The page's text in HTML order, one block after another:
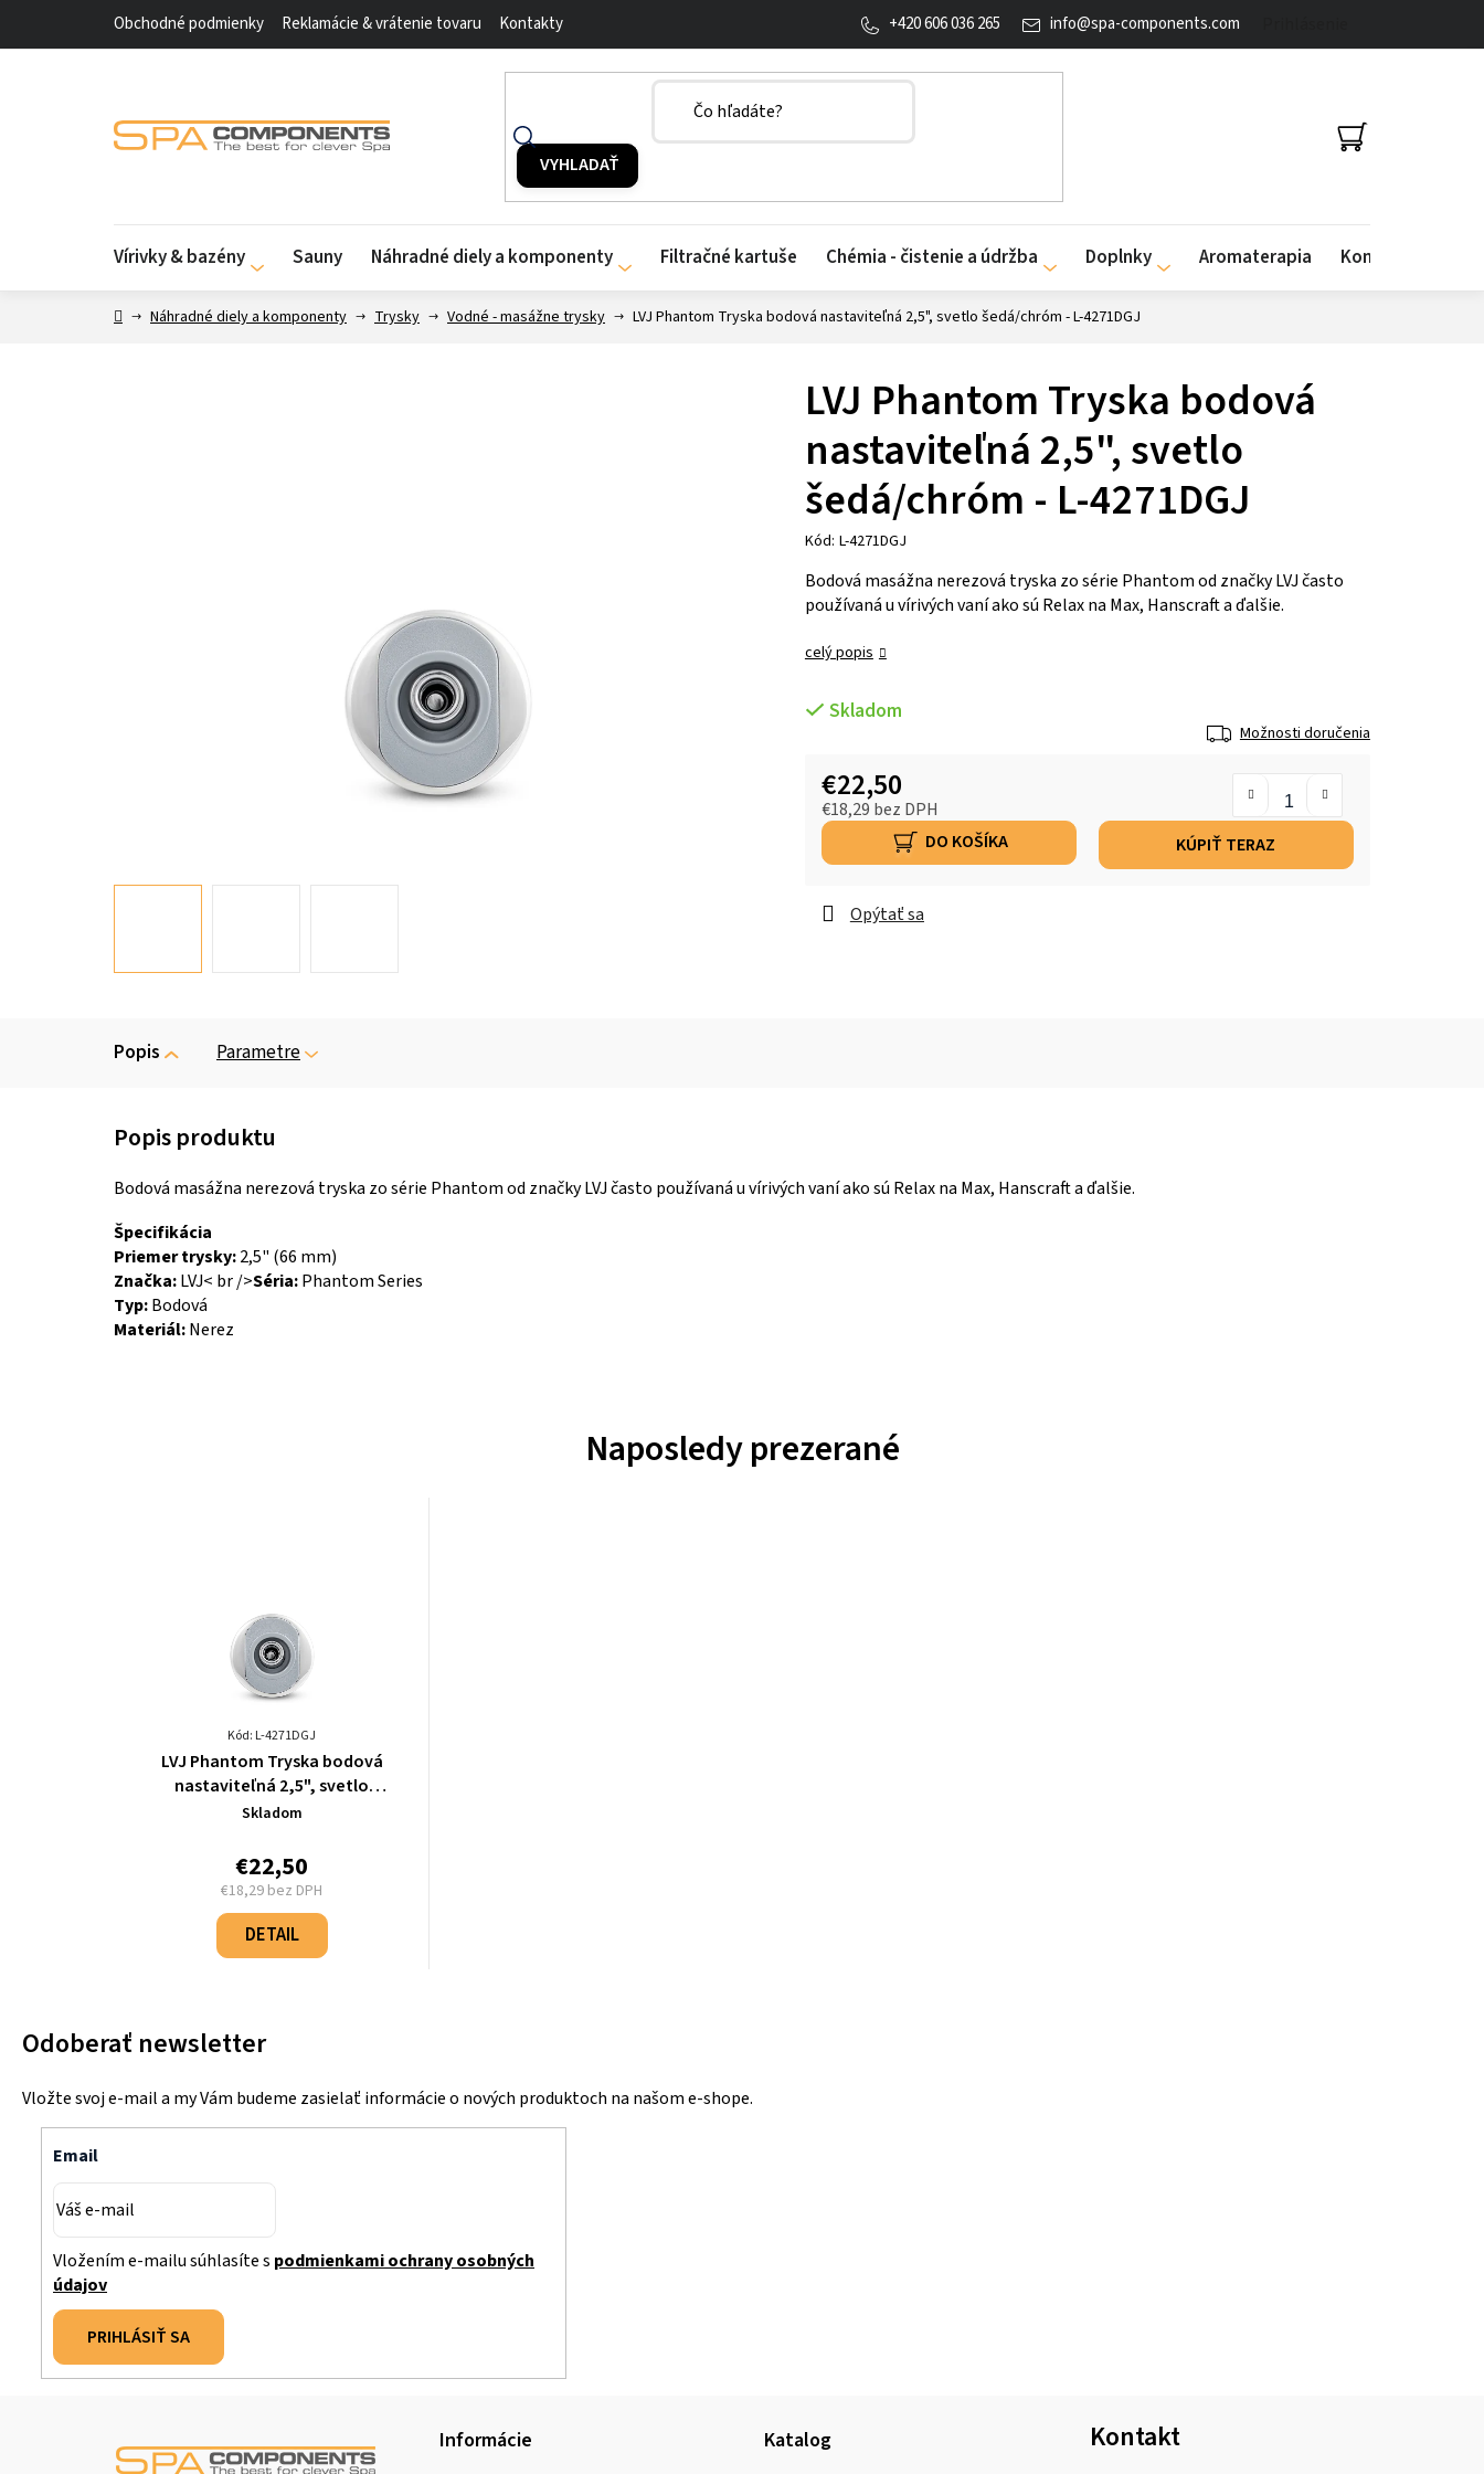
Obchodné podmienky Reklamácie & vrátenie tovaru Kontakty info@spa-components.com
+420 606 036 265
NÁKUPNÝ
KOŠÍK
Vírivky & bazény Sauny Náhradné diely a komponenty Filtračné kartuše Chémia - čistenie a údržba Doplnky Aromaterapia Kontakty
DomovNáhradné diely a komponenty Trysky Vodné - masážne trysky LVJ Phantom Tryska bodová nastaviteľná 2,5", svetlo šedá/chróm - L-4271DGJ
LVJ Phantom Tryska bodová
nastaviteľná 2,5", svetlo
šedá/chróm - L-4271DGJ
Kód: L-4271DGJ
Bodová masážna nerezová tryska zo série Phantom od značky LVJ často
používaná u vírivých vaní ako sú Relax na Max, Hanscraft a ďalšie.
celý popis
Skladom
Možnosti doručenia
€22,50
€18,29 bez DPH
DO KOŠÍKA
KÚPIŤ TERAZ
Opýtať sa
Popis Parametre
Bodová masážna nerezová tryska zo série Phantom od značky LVJ často používaná u vírivých vaní ako sú Relax na Max, Hanscraft a ďalšie.
Špecifikácia
Priemer trysky:2,5" (66 mm)
Značka:LVJ< br />Séria:Phantom Series
Typ:Bodová
Materiál:Nerez
Naposledy prezerané
Kód: L-4271DGJ
LVJ Phantom Tryska bodová
nastaviteľná 2,5", svetlo
šedá/chróm - L-4271DGJ
Skladom
€22,50
€18,29 bez DPH
Jednotková
cena:
DETAIL
Odoberať newsletter
Vložte svoj e-mail a my Vám budeme zasielať informácie o nových produktoch na našom e-shope.
Email
Vložením e-mailu súhlasíte s podmienkami ochrany osobných
údajov
PRIHLÁSIŤ SA
Informácie Katalog Kontakt